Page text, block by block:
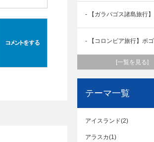
- 【コロンビア旅行】ボ
[一覧を見る]
テーマ一覧
アイスランド(2)
アラスカ(1)